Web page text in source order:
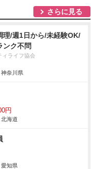
さらに見る
理/週1日から/未経験OK/
ンク不問
ィライフ協会
奈川県
円
海道
愛知県